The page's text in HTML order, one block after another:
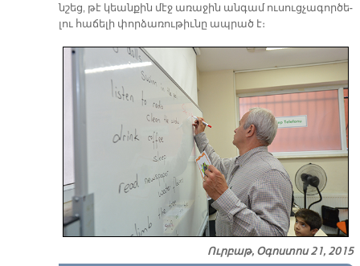
նշեց, թէ կեան­քին մէջ ա­ռա­ջին ան­գամ ու­սուց­չա­գոր­ծե­
լու հա­ճե­լի փոր­ձա­ռու­թիւ­նը ապ­րած է։
Ուրբաթ, Օգոստոս 21, 2015